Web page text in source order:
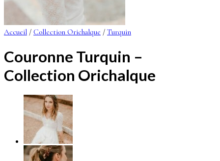
Accueil / Collection Orichalque / Turquin
Couronne Turquin –
Collection Orichalque